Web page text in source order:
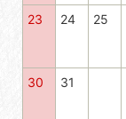
23 24 25
30 31